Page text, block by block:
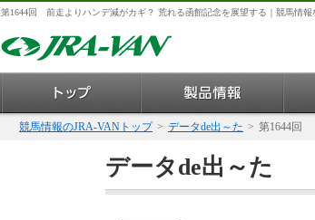
第1644回 前走よりハンデ減がカギ？ 荒れる函館記念を展望する｜競馬情報
競馬情報のJRA-VANトップ > データde出～た > 第1644回
データde出～た